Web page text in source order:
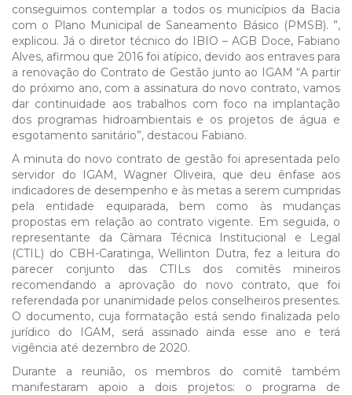
conseguimos contemplar a todos os municípios da Bacia
com o Plano Municipal de Saneamento Básico (PMSB). ”,
explicou. Já o diretor técnico do IBIO – AGB Doce, Fabiano
Alves, afirmou que 2016 foi atípico, devido aos entraves para
a renovação do Contrato de Gestão junto ao IGAM “A partir
do próximo ano, com a assinatura do novo contrato, vamos
dar continuidade aos trabalhos com foco na implantação
dos programas hidroambientais e os projetos de água e
esgotamento sanitário”, destacou Fabiano.
A minuta do novo contrato de gestão foi apresentada pelo
servidor do IGAM, Wagner Oliveira, que deu ênfase aos
indicadores de desempenho e às metas a serem cumpridas
pela entidade equiparada, bem como às mudanças
propostas em relação ao contrato vigente. Em seguida, o
representante da Câmara Técnica Institucional e Legal
(CTIL) do CBH-Caratinga, Wellinton Dutra, fez a leitura do
parecer conjunto das CTILs dos comitês mineiros
recomendando a aprovação do novo contrato, que foi
referendada por unanimidade pelos conselheiros presentes.
O documento, cuja formatação está sendo finalizada pelo
jurídico do IGAM, será assinado ainda esse ano e terá
vigência até dezembro de 2020.
Durante a reunião, os membros do comitê também
manifestaram apoio a dois projetos: o programa de